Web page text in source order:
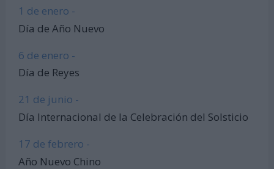
1 de enero -
Día de Año Nuevo
6 de enero -
Día de Reyes
21 de junio -
Día Internacional de la Celebración del Solsticio
17 de febrero -
Año Nuevo Chino